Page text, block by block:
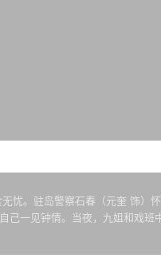
忧。驻岛警察石春（元奎 饰）
己一见钟情。当夜，九姐和戏班
险寻找古时宝物——钟馗宝剑。